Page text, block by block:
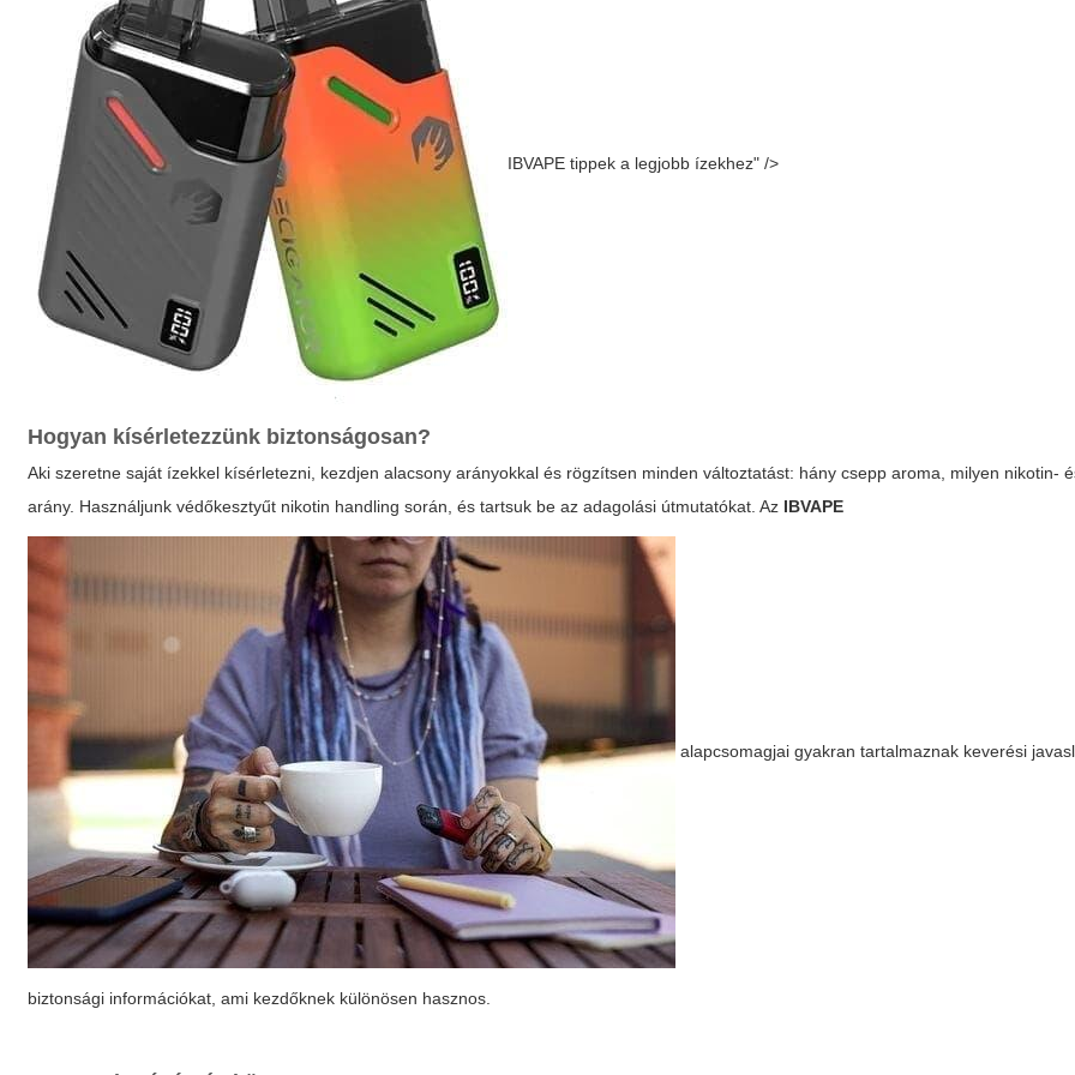
IBVAPE tippek a legjobb ízekhez" />
Hogyan kísérletezzünk biztonságosan?
Aki szeretne saját ízekkel kísérletezni, kezdjen alacsony arányokkal és rögzítsen minden változtatást: hány csepp aroma, milyen nikotin-
arány. Használjunk védőkesztyűt nikotin handling során, és tartsuk be az adagolási útmutatókat. Az IBVAPE
alapcsomagjai gyakran tartalmaznak keverési
biztonsági információkat, ami kezdőknek különösen hasznos.